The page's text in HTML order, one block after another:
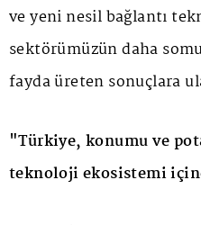
ve yeni nesil bağlantı
sektörümüzün daha
fayda üreten sonuçlara
"Türkiye, konumu ve
teknoloji ekosistemi